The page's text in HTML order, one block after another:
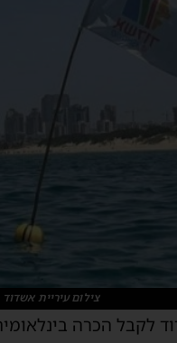
צילום עיריית אשדוד
עם 7 דגלים כחולים לחופיה